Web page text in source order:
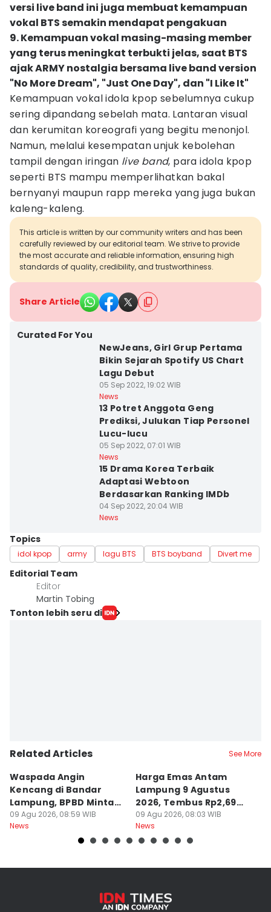
versi live band ini juga membuat kemampuan
vokal BTS semakin mendapat pengakuan
9. Kemampuan vokal masing-masing member
yang terus meningkat terbukti jelas, saat BTS
ajak ARMY nostalgia bersama live band version
"No More Dream", "Just One Day", dan "I Like It"
Kemampuan vokal idola kpop sebelumnya cukup
sering dipandang sebelah mata. Lantaran visual
dan kerumitan koreografi yang begitu menonjol.
Namun, melalui kesempatan unjuk kebolehan
tampil dengan iringan live band, para idola kpop
seperti BTS mampu memperlihatkan bakal
bernyanyi maupun rapp mereka yang juga bukan
kaleng-kaleng.
This article is written by our community writers and has been
carefully reviewed by our editorial team. We strive to provide
the most accurate and reliable information, ensuring high
standards of quality, credibility, and trustworthiness.
Share Article
Curated For You
NewJeans, Girl Grup Pertama
Bikin Sejarah Spotify US Chart
Lagu Debut
05 Sep 2022, 19:02 WIB
News
13 Potret Anggota Geng
Prediksi, Julukan Tiap Personel
Lucu-lucu
05 Sep 2022, 07:01 WIB
News
15 Drama Korea Terbaik
Adaptasi Webtoon
Berdasarkan Ranking IMDb
04 Sep 2022, 20:04 WIB
News
Topics
idol kpop army lagu BTS BTS boyband Divert me
Editorial Team
Editor
Martin Tobing
Tonton lebih seru di
Related Articles See More
Waspada Angin
Kencang di Bandar
Lampung, BPBD Minta
Warga Berhati-Hati
09 Agu 2026, 08:59 WIB
News
Harga Emas Antam
Lampung 9 Agustus
2026, Tembus Rp2,69
Juta
09 Agu 2026, 08:03 WIB
News